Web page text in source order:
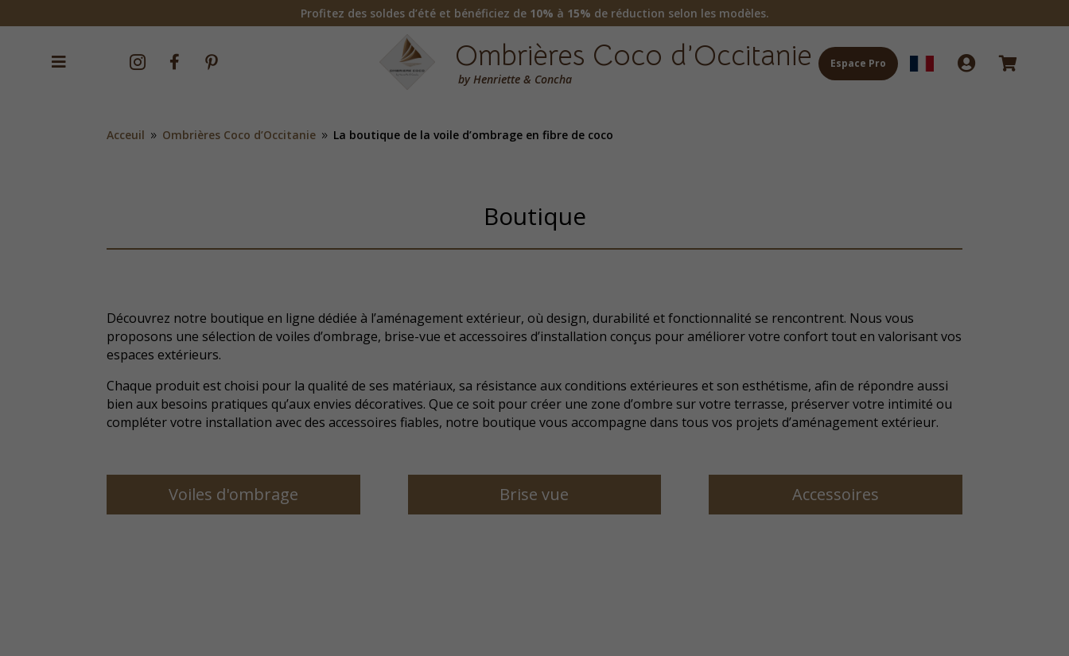
Profitez des soldes d’été et bénéficiez de 10% à 15% de réduction selon les modèles.
    Espace Pro  
Ombrières Coco d’Occitanie
byHenriette & Concha
Acceuil 9 Ombrières Coco d’Occitanie 9 La boutique de la voile d’ombrage en fibre de coco
Boutique
Découvrez notre boutique en ligne dédiée à l’aménagement extérieur, où design, durabilité et fonctionnalité se rencontrent. Nous vous
proposons une sélection de voiles d’ombrage, brise-vue et accessoires d’installation conçus pour améliorer votre confort tout en valorisant vos
espaces extérieurs.
Chaque produit est choisi pour la qualité de ses matériaux, sa résistance aux conditions extérieures et son esthétisme, afin de répondre aussi
bien aux besoins pratiques qu’aux envies décoratives. Que ce soit pour créer une zone d’ombre sur votre terrasse, préserver votre intimité ou
compléter votre installation avec des accessoires fiables, notre boutique vous accompagne dans tous vos projets d’aménagement extérieur.
Voiles d'ombrage Brise vue Accessoires